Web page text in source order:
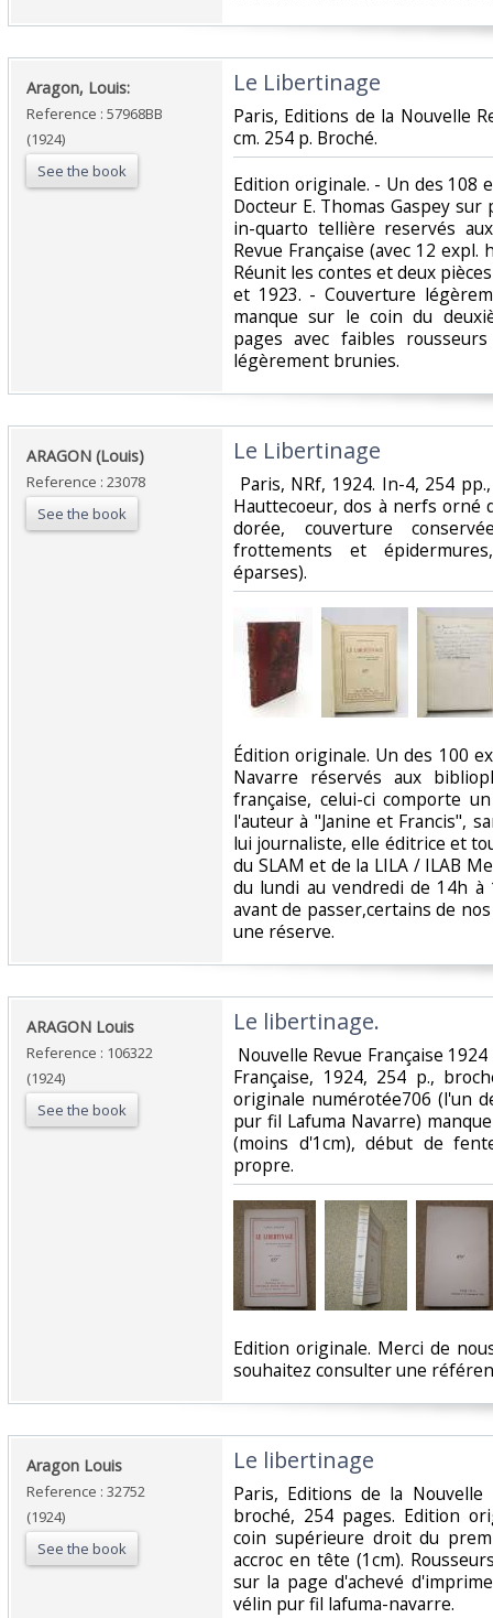
‎Aragon, Louis:‎
Reference : 57968BB
(1924)
See the book
‎Le Libertinage‎
‎Paris, Editions de la Nouvelle
cm. 254 p. Broché.‎
‎Edition originale. - Un des 108
Docteur E. Thomas Gaspey
in-quarto tellière reservés
Revue Française (avec 12
Réunit les contes et deux
et 1923. - Couverture
manque sur le coin du
pages avec faibles
légèrement brunies.‎
‎ARAGON (Louis)‎
Reference : 23078
See the book
‎Le Libertinage‎
Paris, NRf, 1924. In-4, 254
Hauttecoeur, dos à nerfs
dorée, couverture
frottements et
éparses). ‎
‎Édition originale. Un des 100
Navarre réservés aux
française, celui-ci comporte
l'auteur à "Janine et Francis",
lui journaliste, elle éditrice et
du SLAM et de la LILA / ILAB
du lundi au vendredi de 14h
avant de passer,certains de
une réserve. ‎
‎ARAGON Louis‎
Reference : 106322
(1924)
See the book
‎Le libertinage.‎
Nouvelle Revue Française
Française, 1924, 254 p.,
originale numérotée706 (l'un
pur fil Lafuma Navarre)
(moins d'1cm), début de
propre.‎
‎Edition originale. Merci de
souhaitez consulter une
‎Aragon Louis‎
Reference : 32752
(1924)
See the book
‎Le libertinage‎
‎Paris, Editions de la Nouvelle
broché, 254 pages. Edition
coin supérieure droit du
accroc en tête (1cm).
sur la page d'achevé
vélin pur fil lafuma-navarre. ‎